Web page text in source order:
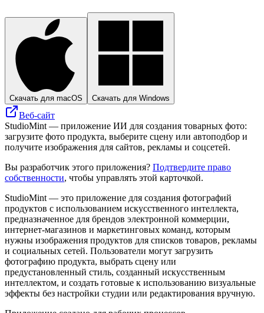
Скачать для macOS Скачать для Windows
Веб-сайт
StudioMint — приложение ИИ для создания товарных фото:
загрузите фото продукта, выберите сцену или автоподбор и
получите изображения для сайтов, рекламы и соцсетей.
Вы разработчик этого приложения? Подтвердите право
собственности, чтобы управлять этой карточкой.
StudioMint — это приложение для создания фотографий
продуктов с использованием искусственного интеллекта,
предназначенное для брендов электронной коммерции,
интернет-магазинов и маркетинговых команд, которым
нужны изображения продуктов для списков товаров, рекламы
и социальных сетей. Пользователи могут загрузить
фотографию продукта, выбрать сцену или
предустановленный стиль, созданный искусственным
интеллектом, и создать готовые к использованию визуальные
эффекты без настройки студии или редактирования вручную.